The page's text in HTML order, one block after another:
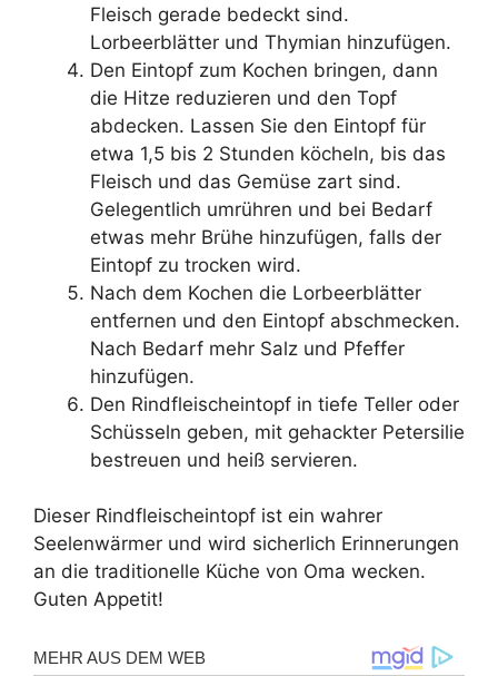
Fleisch gerade bedeckt sind.
Lorbeerblätter und Thymian hinzufügen.
Den Eintopf zum Kochen bringen, dann
die Hitze reduzieren und den Topf
abdecken. Lassen Sie den Eintopf für
etwa 1,5 bis 2 Stunden köcheln, bis das
Fleisch und das Gemüse zart sind.
Gelegentlich umrühren und bei Bedarf
etwas mehr Brühe hinzufügen, falls der
Eintopf zu trocken wird.
Nach dem Kochen die Lorbeerblätter
entfernen und den Eintopf abschmecken.
Nach Bedarf mehr Salz und Pfeffer
hinzufügen.
Den Rindfleischeintopf in tiefe Teller oder
Schüsseln geben, mit gehackter Petersilie
bestreuen und heiß servieren.
Dieser Rindfleischeintopf ist ein wahrer
Seelenwärmer und wird sicherlich Erinnerungen
an die traditionelle Küche von Oma wecken.
Guten Appetit!